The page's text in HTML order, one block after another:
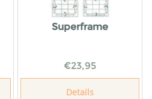
Superframe
€23,95
Details